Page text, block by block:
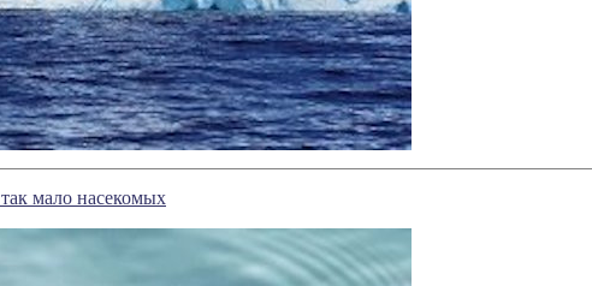
мало насекомых